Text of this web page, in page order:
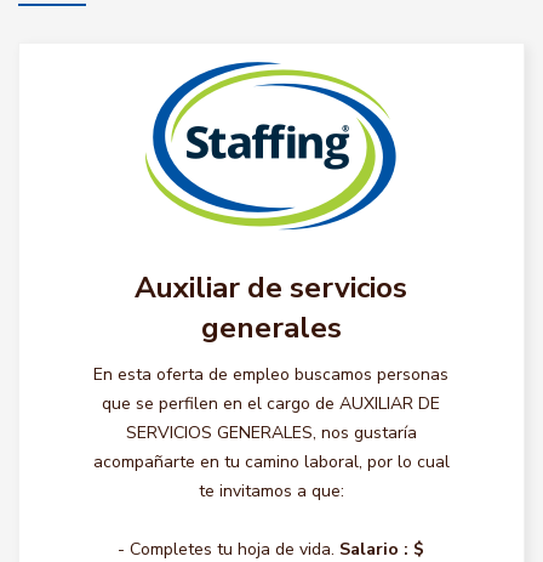
Auxiliar de servicios
generales
En esta oferta de empleo buscamos personas
que se perfilen en el cargo de AUXILIAR DE
SERVICIOS GENERALES, nos gustaría
acompañarte en tu camino laboral, por lo cual
te invitamos a que:
- Completes tu hoja de vida. Salario : $